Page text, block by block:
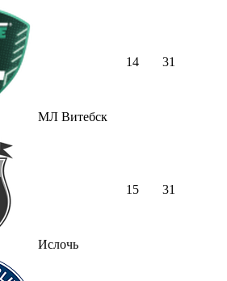
МЛ Витебск
14 31
Ислочь
15 31